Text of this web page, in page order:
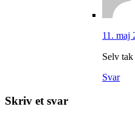
11. maj
Selv
Svar
Skriv et svar